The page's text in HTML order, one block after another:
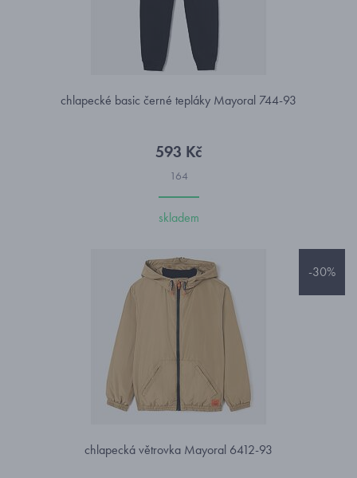
chlapecké basic černé tepláky Mayoral 744-93
593 Kč
164
skladem
-30%
chlapecká větrovka Mayoral 6412-93